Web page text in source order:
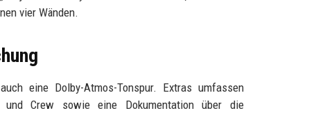
vier Wänden.
eine Dolby-Atmos-Tonspur. Extras umfassen
Crew sowie eine Dokumentation über die